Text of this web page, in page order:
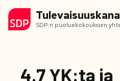
SDP:n puoluekokouksien
4.7 YK:ta ja